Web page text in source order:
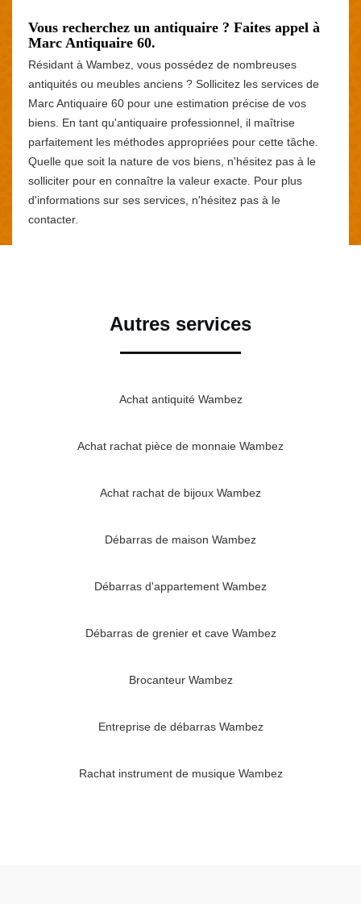
Vous recherchez un antiquaire ? Faites appel à
Marc Antiquaire 60.
Résidant à Wambez, vous possédez de nombreuses
antiquités ou meubles anciens ? Sollicitez les services de
Marc Antiquaire 60 pour une estimation précise de vos
biens. En tant qu'antiquaire professionnel, il maîtrise
parfaitement les méthodes appropriées pour cette tâche.
Quelle que soit la nature de vos biens, n'hésitez pas à le
solliciter pour en connaître la valeur exacte. Pour plus
d'informations sur ses services, n'hésitez pas à le
contacter.
Autres services
Achat antiquité Wambez
Achat rachat pièce de monnaie Wambez
Achat rachat de bijoux Wambez
Débarras de maison Wambez
Débarras d'appartement Wambez
Débarras de grenier et cave Wambez
Brocanteur Wambez
Entreprise de débarras Wambez
Rachat instrument de musique Wambez